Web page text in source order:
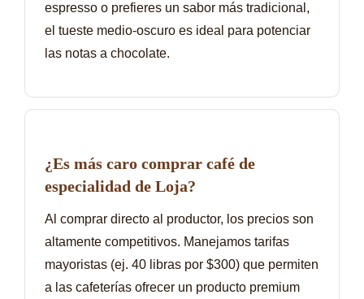
espresso o prefieres un sabor más tradicional,
el tueste medio-oscuro es ideal para potenciar
las notas a chocolate.
¿Es más caro comprar café de
especialidad de Loja?
Al comprar directo al productor, los precios son
altamente competitivos. Manejamos tarifas
mayoristas (ej. 40 libras por $300) que permiten
a las cafeterías ofrecer un producto premium